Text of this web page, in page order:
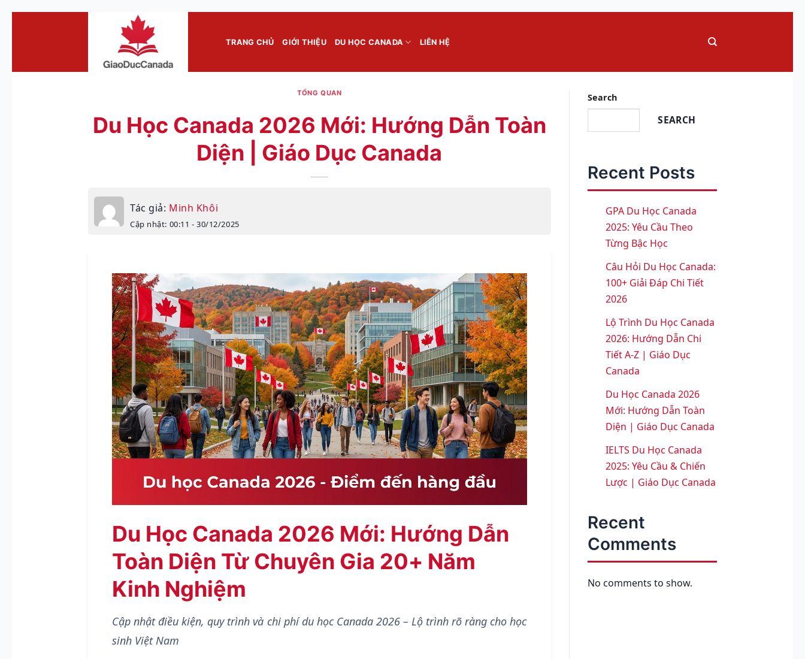
TRANG CHỦ GIỚI THIỆU DU HỌC CANADA LIÊN HỆ
TỔNG QUAN
Du Học Canada 2026 Mới: Hướng Dẫn Toàn
Diện | Giáo Dục Canada
Tác giả: Minh Khôi
Cập nhật: 00:11 - 30/12/2025
Du Học Canada 2026 Mới: Hướng Dẫn
Toàn Diện Từ Chuyên Gia 20+ Năm
Kinh Nghiệm
Cập nhật điều kiện, quy trình và chi phí du học Canada 2026 – Lộ trình rõ ràng cho học
sinh Việt Nam
Search
SEARCH
Recent Posts
GPA Du Học Canada
2025: Yêu Cầu Theo
Từng Bậc Học
Câu Hỏi Du Học Canada:
100+ Giải Đáp Chi Tiết
2026
Lộ Trình Du Học Canada
2026: Hướng Dẫn Chi
Tiết A-Z | Giáo Dục
Canada
Du Học Canada 2026
Mới: Hướng Dẫn Toàn
Diện | Giáo Dục Canada
IELTS Du Học Canada
2025: Yêu Cầu & Chiến
Lược | Giáo Dục Canada
Recent
Comments
No comments to show.